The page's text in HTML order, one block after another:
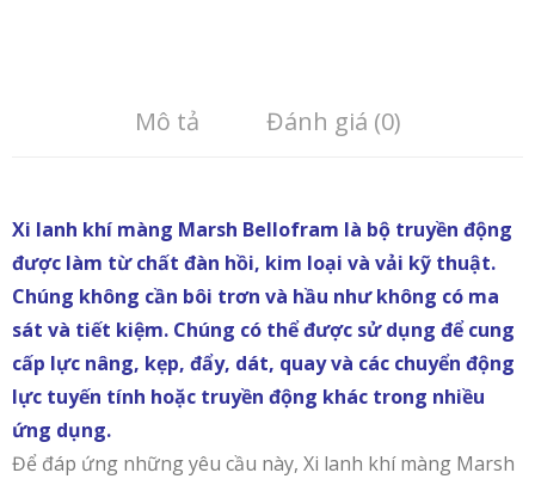
Mô tả Đánh giá (0)
Xi lanh khí màng Marsh Bellofram là bộ truyền động
được làm từ chất đàn hồi, kim loại và vải kỹ thuật.
Chúng không cần bôi trơn và hầu như không có ma
sát và tiết kiệm. Chúng có thể được sử dụng để cung
cấp lực nâng, kẹp, đẩy, dát, quay và các chuyển động
lực tuyến tính hoặc truyền động khác trong nhiều
ứng dụng.
Để đáp ứng những yêu cầu này, Xi lanh khí màng Marsh